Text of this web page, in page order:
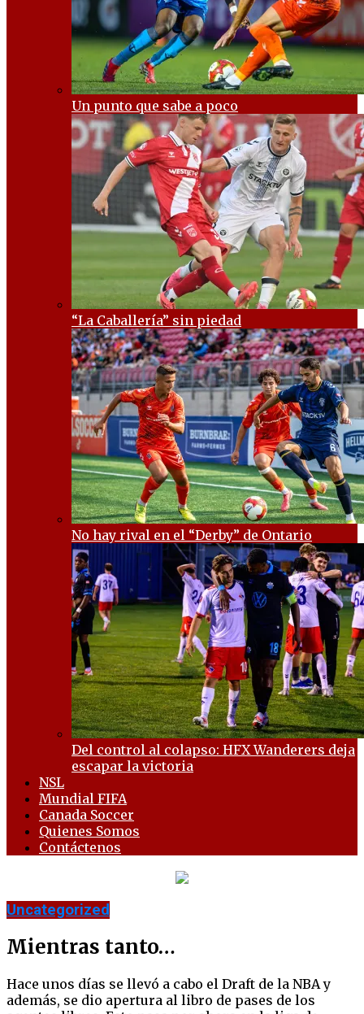
Un punto que sabe a poco
“La Caballería” sin piedad
No hay rival en el “Derby” de Ontario
Del control al colapso: HFX Wanderers deja
escapar la victoria
NSL
Mundial FIFA
Canada Soccer
Quienes Somos
Contáctenos
Uncategorized
Mientras tanto…
Hace unos días se llevó a cabo el Draft de la NBA y
además, se dio apertura al libro de pases de los